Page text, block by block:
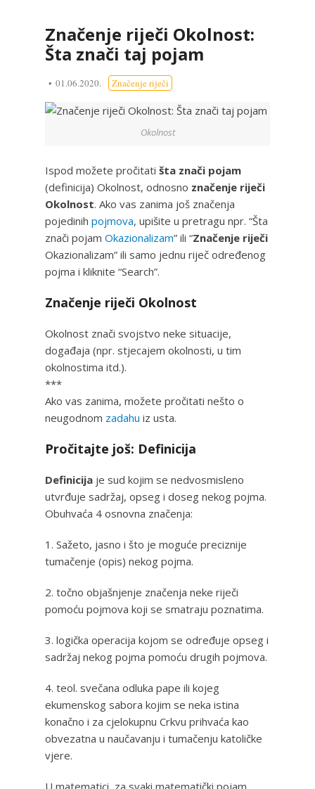
Značenje riječi Okolnost:
Šta znači taj pojam
01.06.2020. Značenje riječi
Okolnost
Ispod možete pročitati šta znači pojam
(definicija) Okolnost, odnosno značenje riječi
Okolnost. Ako vas zanima još značenja
pojedinih pojmova, upišite u pretragu npr. “Šta
znači pojam Okazionalizam” ili “Značenje riječi
Okazionalizam” ili samo jednu riječ određenog
pojma i kliknite “Search”.
Značenje riječi Okolnost
Okolnost znači svojstvo neke situacije,
događaja (npr. stjecajem okolnosti, u tim
okolnostima itd.).
***
Ako vas zanima, možete pročitati nešto o
neugodnom zadahu iz usta.
Pročitajte još: Definicija
Definicija je sud kojim se nedvosmisleno
utvrđuje sadržaj, opseg i doseg nekog pojma.
Obuhvaća 4 osnovna značenja:
1. Sažeto, jasno i što je moguće preciznije
tumačenje (opis) nekog pojma.
2. točno objašnjenje značenja neke riječi
pomoću pojmova koji se smatraju poznatima.
3. logička operacija kojom se određuje opseg i
sadržaj nekog pojma pomoću drugih pojmova.
4. teol. svečana odluka pape ili kojeg
ekumenskog sabora kojim se neka istina
konačno i za cjelokupnu Crkvu prihvaća kao
obvezatna u naučavanju i tumačenju katoličke
vjere.
U matematici, za svaki matematički pojam